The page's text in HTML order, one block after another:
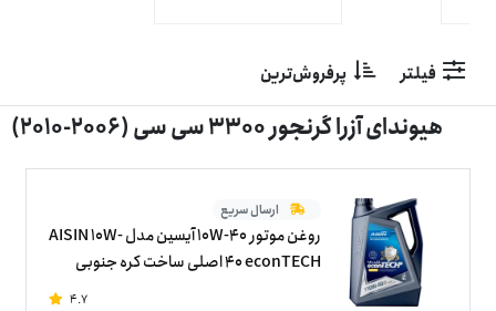
فیلتر پرفروش‌ترین
هیوندای آزرا گرنجور 3300 سی سی (2006-2010)
ارسال سریع
روغن موتور 10W-40 آیسین مدل AISIN 10W-
40 econTECH اصلی ساخت کره جنوبی
4.7